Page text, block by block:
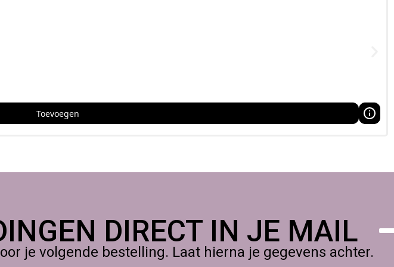
Toevoegen
DIRECT IN JE MAIL
je volgende bestelling. Laat hierna je gegevens achter.